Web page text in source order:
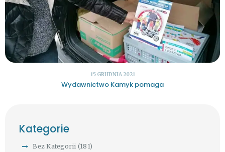
15 GRUDNIA 2021
Wydawnictwo Kamyk pomaga
Kategorie
Bez Kategorii (181)